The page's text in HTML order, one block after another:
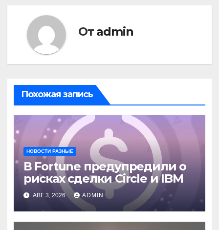
От admin
Похожая запись
НОВОСТИ РАЗНЫЕ
В Fortune предупредили о
рисках сделки Circle и IBM
АВГ 3, 2026 ADMIN